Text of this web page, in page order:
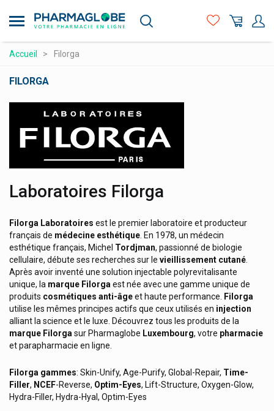
au
principal
Compléments alimentaires
Matériel médical et premiers soins
Médicaments et santé
Minceur et Sport
Naturopathie
Prix attractifs
Produits vétérinaires
Vitamines et alimentation
Accueil Filorga
FILORGA
Laboratoires Filorga
Filorga Laboratoires est le premier laboratoire et producteur
français de médecine esthétique. En 1978, un médecin
esthétique français, Michel Tordjman, passionné de biologie
cellulaire, débute ses recherches sur le vieillissement cutané.
Après avoir inventé une solution injectable polyrevitalisante
unique, la marque Filorgaest née avec une gamme unique de
produits cosmétiques anti-âgeet haute performance. Filorga
utilise les mêmes principes actifs que ceux utilisés en injection
alliant la science et le luxe. Découvrez tous les produits de la
marque Filorgasur Pharmaglobe Luxembourg, votre pharmacie
et parapharmacie en ligne.
Filorga gammes: Skin-Unify, Age-Purify, Global-Repair, Time-
Filler, NCEF-Reverse, Optim-Eyes, Lift-Structure, Oxygen-Glow,
Hydra-Filler, Hydra-Hyal, Optim-Eyes
Ecrinal Ongles Asepta
Eg
Eg Labo
Elimax Contre Les Poux
Elmex
Emser Sel Naturel Ems
Energetica Natura
Engelhard
Enterol Traitement De La Diarrhée
Epitact Orthèses&pansements
Erborian Korean Skin Therapy
Eric Favre Nutrition Sportive Expert
Esthederm / Institut Esthederm
Etiaxil Déodorants Et Anti-Transpirants Contre Transpiration
Eubos Produits
Eucerin Dermo-Cosmétique